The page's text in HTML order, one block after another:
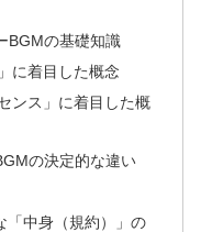
BGMの基礎知識
に着目した概念
ンス」に着目した概
の決定的な違い
「中身（規約）」の